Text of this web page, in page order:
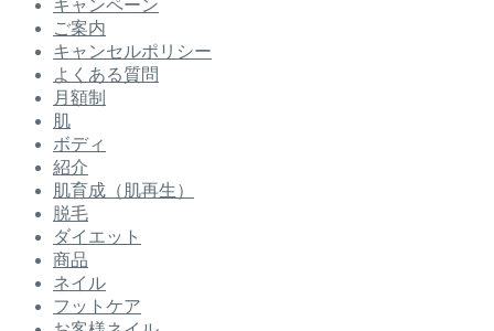
キャンペーン
ご案内
キャンセルポリシー
よくある質問
月額制
肌
ボディ
紹介
肌育成（肌再生）
脱毛
ダイエット
商品
ネイル
フットケア